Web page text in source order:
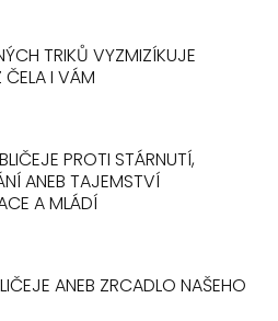
TRIKŮ VYZMIZÍKUJE
ČELA I VÁM
PROTI STÁRNUTÍ,
ANEB TAJEMSTVÍ
A MLÁDÍ
ANEB ZRCADLO NAŠEHO